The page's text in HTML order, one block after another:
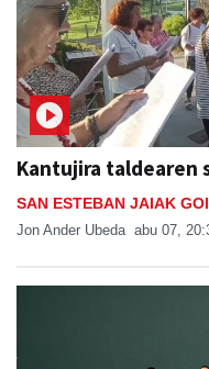
Kantujira taldearen
SAN ESTEBAN JAIAK
Jon Ander Ubeda abu 07,